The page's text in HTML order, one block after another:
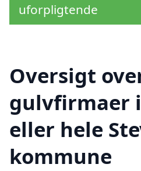
uforpligtende
Oversigt
gulvfirmaer
eller hele
kommune